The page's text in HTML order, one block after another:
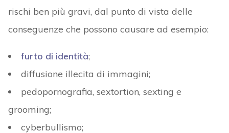
rischi ben più gravi, dal punto di vista delle
conseguenze che possono causare ad esempio:
furto di identità;
diffusione illecita di immagini;
pedopornografia, sextortion, sexting e
grooming;
cyberbullismo;